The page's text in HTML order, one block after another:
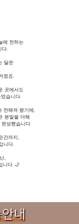
에 전하는
다.
달은
졌죠.
곳에서도
습니다.
전해져 왔기에,
분말을 더해
성했습니다.
간까지,
니다.
,
니다. 🌙